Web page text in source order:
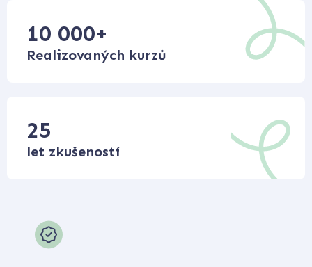
10 000+
Realizovaných kurzů
25
let zkušeností